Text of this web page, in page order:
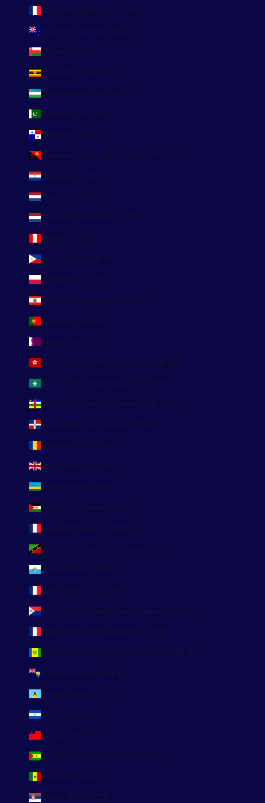
Nouvelle-Calédonie (XPF Fr)
Nouvelle-Zélande (NZD $)
Oman (EUR €)
Ouganda (UGX USh)
Ouzbékistan (UZS so'm)
Pakistan (PKR ₨)
Panama (USD $)
Papouasie-Nouvelle-Guinée (PGK K)
Paraguay (PYG ₲)
Pays-Bas (EUR €)
Pays-Bas caribéens (USD $)
Pérou (PEN S/)
Philippines (PHP ₱)
Pologne (PLN zł)
Polynésie française (XPF Fr)
Portugal (EUR €)
Qatar (QAR ر.ق)
R.A.S. chinoise de Hong Kong (HKD $)
R.A.S. chinoise de Macao (MOP P)
République centrafricaine (XAF CFA)
République dominicaine (DOP $)
Roumanie (RON Lei)
Royaume-Uni (GBP £)
Rwanda (RWF FRw)
Sahara occidental (MAD د.م.)
Saint-Barthélemy (EUR €)
Saint-Christophe-et-Niévès (XCD $)
Saint-Marin (EUR €)
Saint-Martin (EUR €)
Saint-Martin (partie néerlandaise) (ANG ƒ)
Saint-Pierre-et-Miquelon (EUR €)
Saint-Vincent-et-les Grenadines (XCD $)
Sainte-Hélène (SHP £)
Sainte-Lucie (XCD $)
Salvador (USD $)
Samoa (WST T)
Sao Tomé-et-Principe (STD Db)
Sénégal (XOF Fr)
Serbie (RSD РСД)